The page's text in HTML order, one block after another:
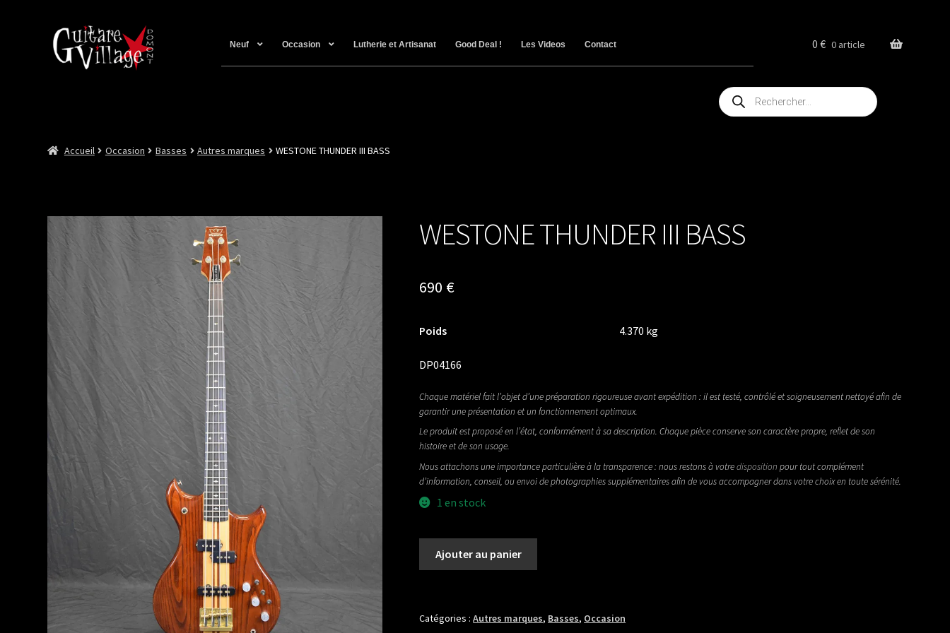
Neuf Occasion Lutherie et Artisanat Good Deal ! Les Videos Contact 0€ 0 article
Recherche
de
produits
Accueil Occasion Basses Autres marques WESTONE THUNDER III BASS
WESTONE THUNDER III BASS
690 €
Poids 4.370 kg
DP04166
Chaque matériel fait l’objet d’une préparation rigoureuse avant expédition : il est testé, contrôlé et soigneusement nettoyé afin de
garantir une présentation et un fonctionnement optimaux.
Le produit est proposé en l’état, conformément à sa description. Chaque pièce conserve son caractère propre, reflet de son
histoire et de son usage.
Nous attachons une importance particulière à la transparence : nous restons à votredisposition pour tout complément
d’information, conseil, ou envoi de photographies supplémentaires afin de vous accompagner dans votre choix en toute sérénité.
1 en stock
III
Ajouter au panier
Catégories :Autres marques, Basses, Occasion